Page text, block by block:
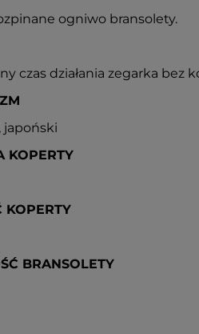
ogniwo bransolety.
czas działania zegarka bez
japoński
KOPERTY
KOPERTY
BRANSOLETY